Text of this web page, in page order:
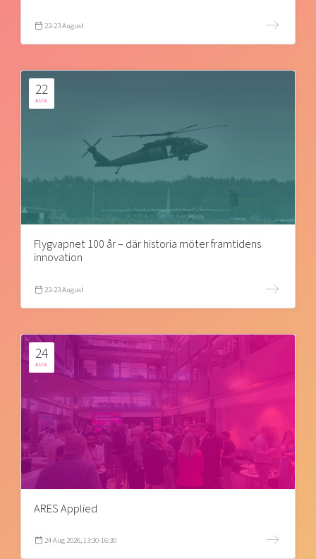
22-23 August
22
AUG
Flygvapnet 100 år – där historia möter framtidens
innovation
22-23 August
24
AUG
ARES Applied
24 Aug 2026, 13:30-16:30